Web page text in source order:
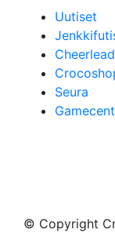
Uutiset
Seura
© Copyright